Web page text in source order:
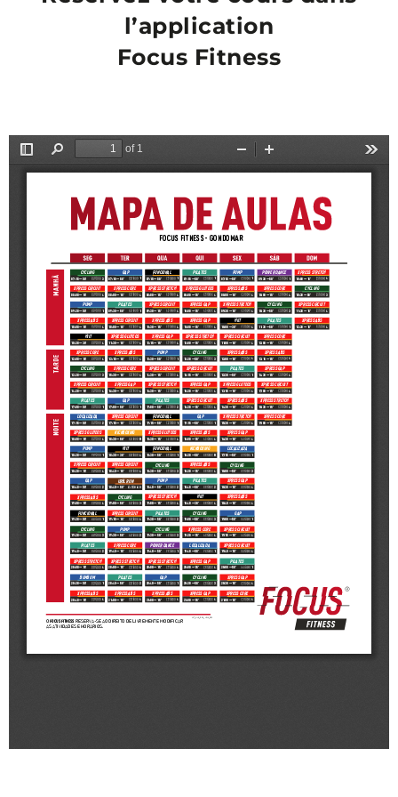
l’application
Focus Fitness